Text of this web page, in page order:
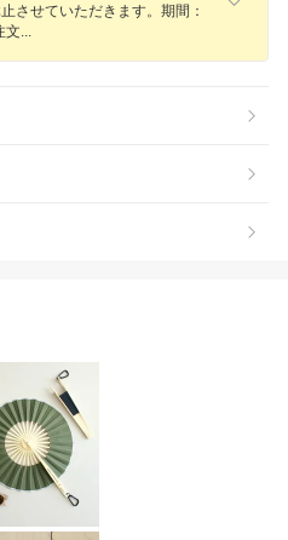
させていただきます。期間：
文